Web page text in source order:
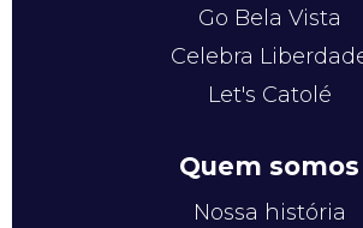
Go Bela Vista
Celebra
Let's Catolé
Quem somos
Nossa história